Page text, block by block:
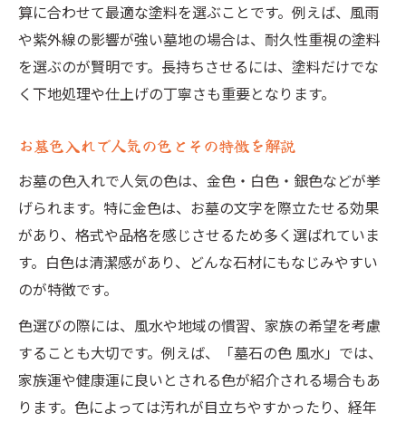
算に合わせて最適な塗料を選ぶことです。例えば、風雨
や紫外線の影響が強い墓地の場合は、耐久性重視の塗料
を選ぶのが賢明です。長持ちさせるには、塗料だけでな
く下地処理や仕上げの丁寧さも重要となります。
お墓色入れで人気の色とその特徴を解説
お墓の色入れで人気の色は、金色・白色・銀色などが挙
げられます。特に金色は、お墓の文字を際立たせる効果
があり、格式や品格を感じさせるため多く選ばれていま
す。白色は清潔感があり、どんな石材にもなじみやすい
のが特徴です。
色選びの際には、風水や地域の慣習、家族の希望を考慮
することも大切です。例えば、「墓石の色 風水」では、
家族運や健康運に良いとされる色が紹介される場合もあ
ります。色によっては汚れが目立ちやすかったり、経年